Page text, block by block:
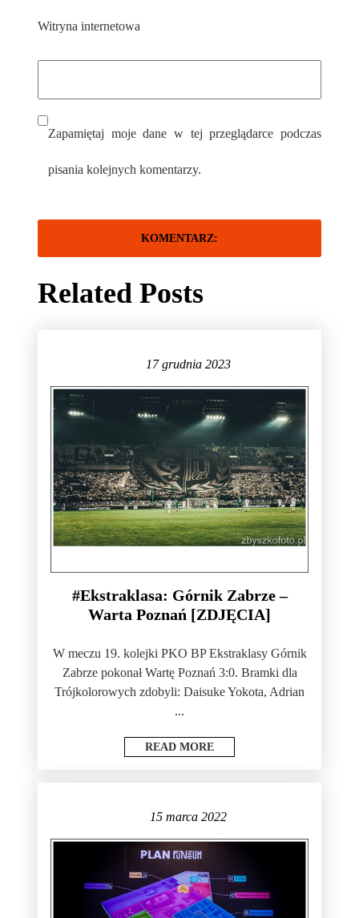
Witryna internetowa
Zapamiętaj moje dane w tej przeglądarce podczas
pisania kolejnych komentarzy.
Related Posts
17 grudnia 2023
#Ekstraklasa: Górnik Zabrze –
Warta Poznań [ZDJĘCIA]
W meczu 19. kolejki PKO BP Ekstraklasy Górnik
Zabrze pokonał Wartę Poznań 3:0. Bramki dla
Trójkolorowych zdobyli: Daisuke Yokota, Adrian
...
READ MORE
15 marca 2022